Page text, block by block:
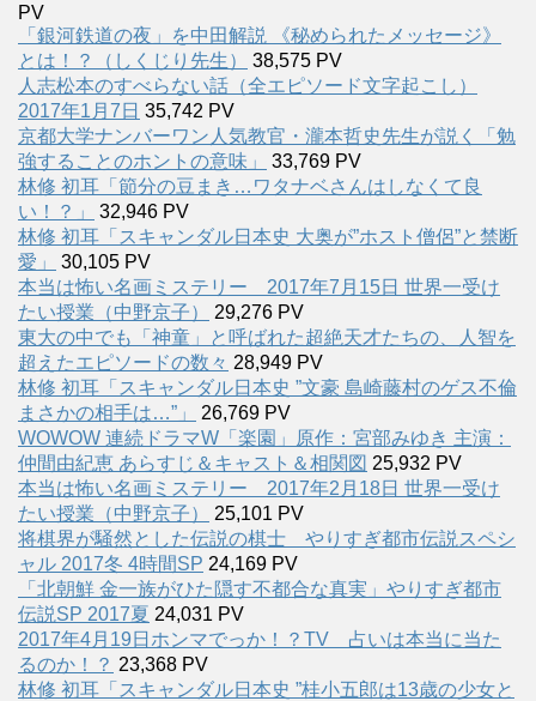
PV
「銀河鉄道の夜」を中田解説 《秘められたメッセージ》
とは！？（しくじり先生）
38,575 PV
人志松本のすべらない話（全エピソード文字起こし）
2017年1月7日 35,742 PV
京都大学ナンバーワン人気教官・瀧本哲史先生が説く「勉
強することのホントの意味」
33,769 PV
林修 初耳「節分の豆まき…ワタナベさんはしなくて良
い！？」
32,946 PV
林修 初耳「スキャンダル日本史 大奥が”ホスト僧侶”と禁断
愛」
30,105 PV
本当は怖い名画ミステリー 2017年7月15日 世界一受け
たい授業（中野京子）
29,276 PV
東大の中でも「神童」と呼ばれた超絶天才たちの、人智を
超えたエピソードの数々 28,949 PV
林修 初耳「スキャンダル日本史 ”文豪 島崎藤村のゲス不倫
まさかの相手は…”」
26,769 PV
WOWOW 連続ドラマW「楽園」原作：宮部みゆき 主演：
仲間由紀恵 あらすじ＆キャスト＆相関図 25,932 PV
本当は怖い名画ミステリー 2017年2月18日 世界一受け
たい授業（中野京子）
25,101 PV
将棋界が騒然とした伝説の棋士 やりすぎ都市伝説スペシ
ャル 2017冬 4時間SP 24,169 PV
「北朝鮮 金一族がひた隠す不都合な真実」やりすぎ都市
伝説SP 2017夏 24,031 PV
2017年4月19日ホンマでっか！？TV 占いは本当に当た
るのか！？ 23,368 PV
林修 初耳「スキャンダル日本史 ”桂小五郎は13歳の少女と